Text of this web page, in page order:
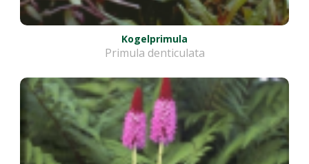
Kogelprimula
Primula denticulata